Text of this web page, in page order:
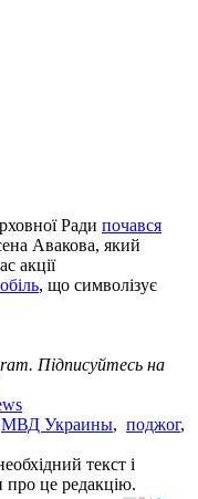
Ради почався
Авакова, який
акції
, що символізує
Підписуйтесь на
МВД Украины, поджог,
текст і
про це редакцію.